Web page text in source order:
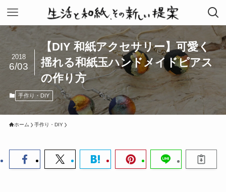
【DIY 和紙アクセサリー】可愛く
揺れる和紙玉ハンドメイドピアス
の作り方
2018
6/03
手作り・DIY
ホーム 手作り・DIY